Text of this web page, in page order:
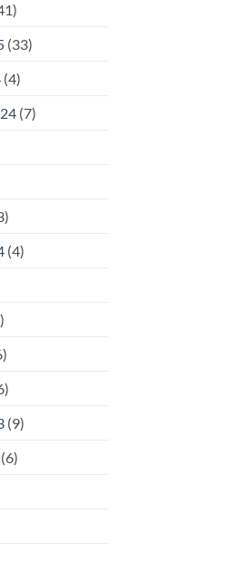
(33)
(4)
(7)
(4)
(9)